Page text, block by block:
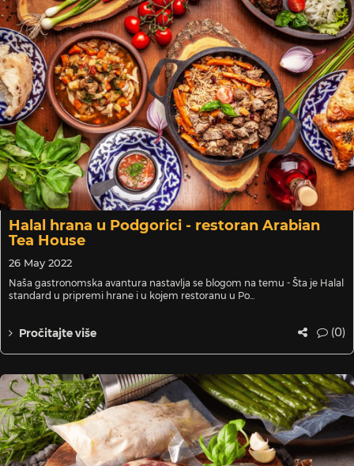
Halal hrana u Podgorici - restoran Arabian
Tea House
26 May 2022
Naša gastronomska avantura nastavlja se blogom na temu - Šta je Halal
standard u pripremi hrane i u kojem restoranu u Po...
Pročitajte više (0)